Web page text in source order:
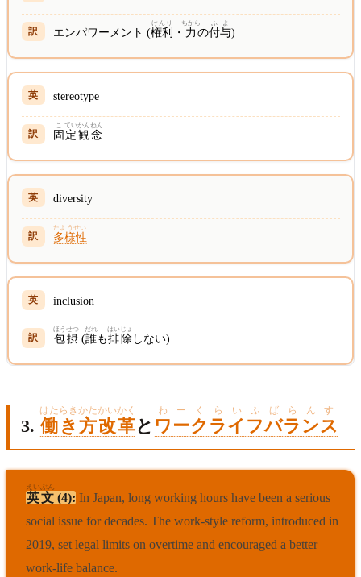
エンパワーメント (権利
けんり
・ 力
ちから
の付
ふ
与
よ
)
stereotype
固
こ
定
てい
観
かん
念
ねん
diversity
多様性
たようせい
inclusion
包
ほう
摂
せつ
(誰
だれ
も排
はい
除
じょ
しない)
3. 働き方改革
はたらきかたかいかく
と ワークライフバランス
わーくらいふばらんす
英文
えいぶん
(4): In Japan, long working hours have been a serious
social issue for decades. The work-style reform, introduced in
2019, set legal limits on overtime and encouraged a better
work-life balance.